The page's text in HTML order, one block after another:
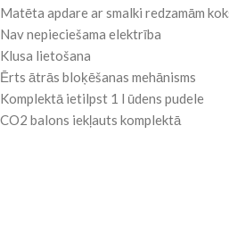
Matēta apdare ar smalki redzamām
Nav nepieciešama elektrība
Klusa lietošana
Ērts ātrās bloķēšanas mehānisms
Komplektā ietilpst 1 l ūdens pudele
CO2 balons iekļauts komplektā